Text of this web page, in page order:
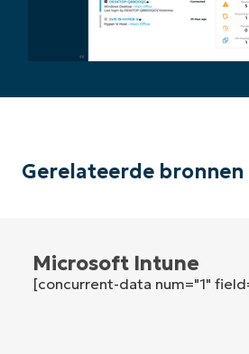
Gerelateerde bronnen
Microsoft Intune
[concurrent-data num="1"